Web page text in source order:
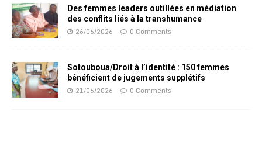
Des femmes leaders outillées en médiation
des conflits liés à la transhumance
26/06/2026 0 Comments
Sotouboua/Droit à l’identité : 150 femmes
bénéficient de jugements supplétifs
21/06/2026 0 Comments